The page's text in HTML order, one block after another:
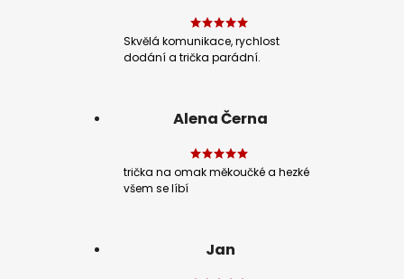
Skvělá komunikace, rychlost
dodání a trička parádní.
Alena Černa
trička na omak měkoučké a hezké
všem se líbí
Jan